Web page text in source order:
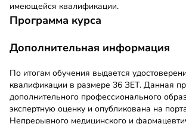
имеющейся квалификации.
Программа курса
Дополнительная информация
По итогам обучения выдается
квалификации в размере 36 ЗЕТ. Данная
дополнительного профессионального
экспертную оценку и опубликована на
Непрерывного медицинского и